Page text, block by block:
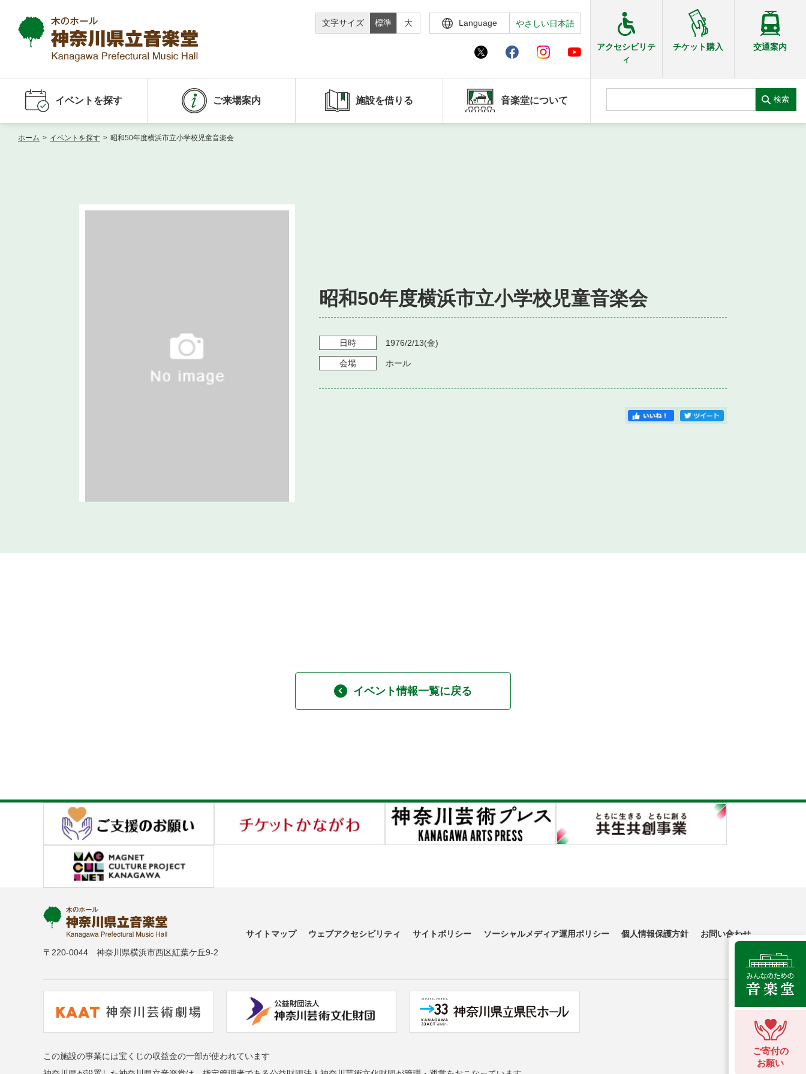
文字サイズ 標準 大 Language やさしい日本語
アクセシビリテ
ィ
チケット購入 交通案内
イベントを探す ご来場案内 施設を借りる 音楽堂について 検索
ホーム > イベントを探す > 昭和50年度横浜市立小学校児童音楽会
昭和50年度横浜市立小学校児童音楽会
日時 1976/2/13(金)
会場 ホール
イベント情報一覧に戻る
ご寄付の
お願い
〒220-0044 神奈川県横浜市西区紅葉ケ丘9-2
サイトマップ ウェブアクセシビリティ サイトポリシー ソーシャルメディア運用ポリシー 個人情報保護方針 お問い合わせ
この施設の事業には宝くじの収益金の一部が使われています